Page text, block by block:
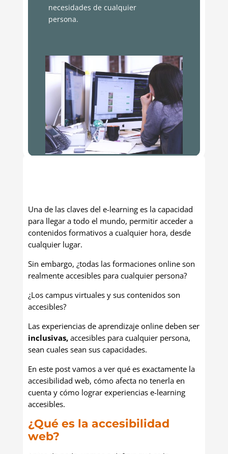
necesidades de cualquier
persona.
Una de las claves del e-learning es la capacidad
para llegar a todo el mundo, permitir acceder a
contenidos formativos a cualquier hora, desde
cualquier lugar.
Sin embargo, ¿todas las formaciones online son
realmente accesibles para cualquier persona?
¿Los campus virtuales y sus contenidos son
accesibles?
Las experiencias de aprendizaje online deben ser
inclusivas,accesibles para cualquier persona,
sean cuales sean sus capacidades.
En este post vamos a ver qué es exactamente la
accesibilidad web, cómo afecta no tenerla en
cuenta y cómo lograr experiencias e-learning
accesibles.
¿Qué es la accesibilidad
web?